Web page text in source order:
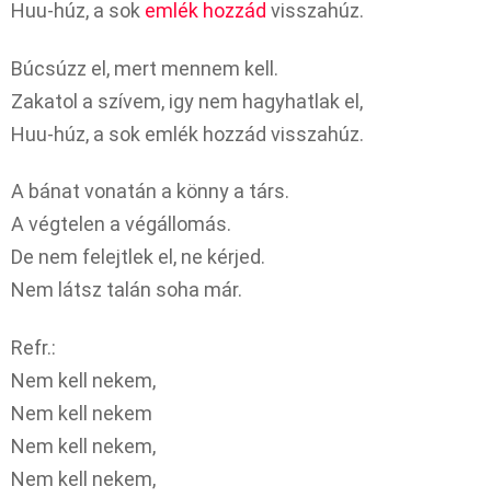
Huu-húz, a sok emlék hozzád visszahúz.
Búcsúzz el, mert mennem kell.
Zakatol a szívem, igy nem hagyhatlak el,
Huu-húz, a sok emlék hozzád visszahúz.
A bánat vonatán a könny a társ.
A végtelen a végállomás.
De nem felejtlek el, ne kérjed.
Nem látsz talán soha már.
Refr.:
Nem kell nekem,
Nem kell nekem
Nem kell nekem,
Nem kell nekem,